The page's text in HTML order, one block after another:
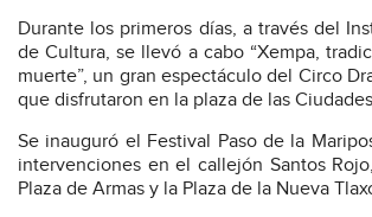
Durante los primeros días, a través del
de Cultura, se llevó a cabo “Xempa,
muerte”, un gran espectáculo del Circo
que disfrutaron en la plaza de las
Se inauguró el Festival Paso de la
intervenciones en el callejón Santos
Plaza de Armas y la Plaza de la Nueva